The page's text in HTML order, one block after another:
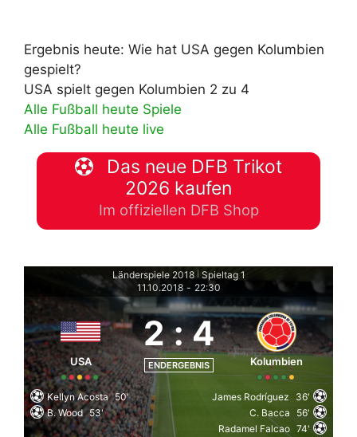
Ergebnis heute: Wie hat USA gegen Kolumbien
gespielt?
USA spielt gegen Kolumbien 2 zu 4
Alle Fußball heute Spiele
Alle Fußball heute live
Das neue DFB Trikot
2026 kaufen
Im offiziellen DFB Shop
Länderspiele 2018
Spieltag 1
11.10.2018 - 22:30
USA
2 : 4
ENDERGEBNIS Kolumbien
Kellyn Acosta 50'
B. Wood 53'
James Rodríguez
36'
C. Bacca
56'
Radamel Falcao 74'